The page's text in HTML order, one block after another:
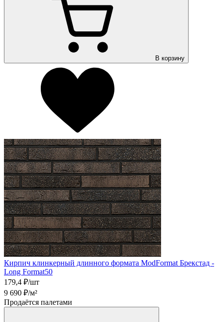
В корзину
Кирпич клинкерный длинного формата ModFormat Брекстад -
Long Format50
179,4 ₽/шт
9 690 ₽/м²
Продаётся палетами